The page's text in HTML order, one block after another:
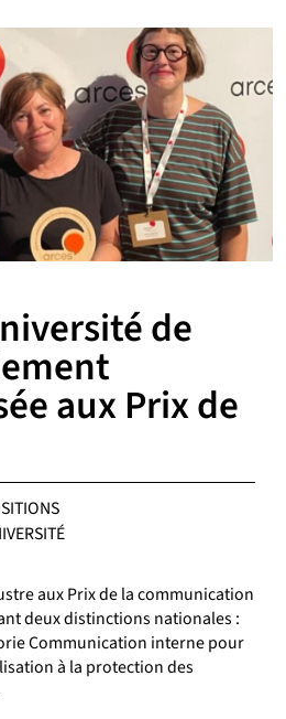
de
aux Prix de
aux Prix de la communication
deux distinctions nationales :
Communication interne pour
à la protection des